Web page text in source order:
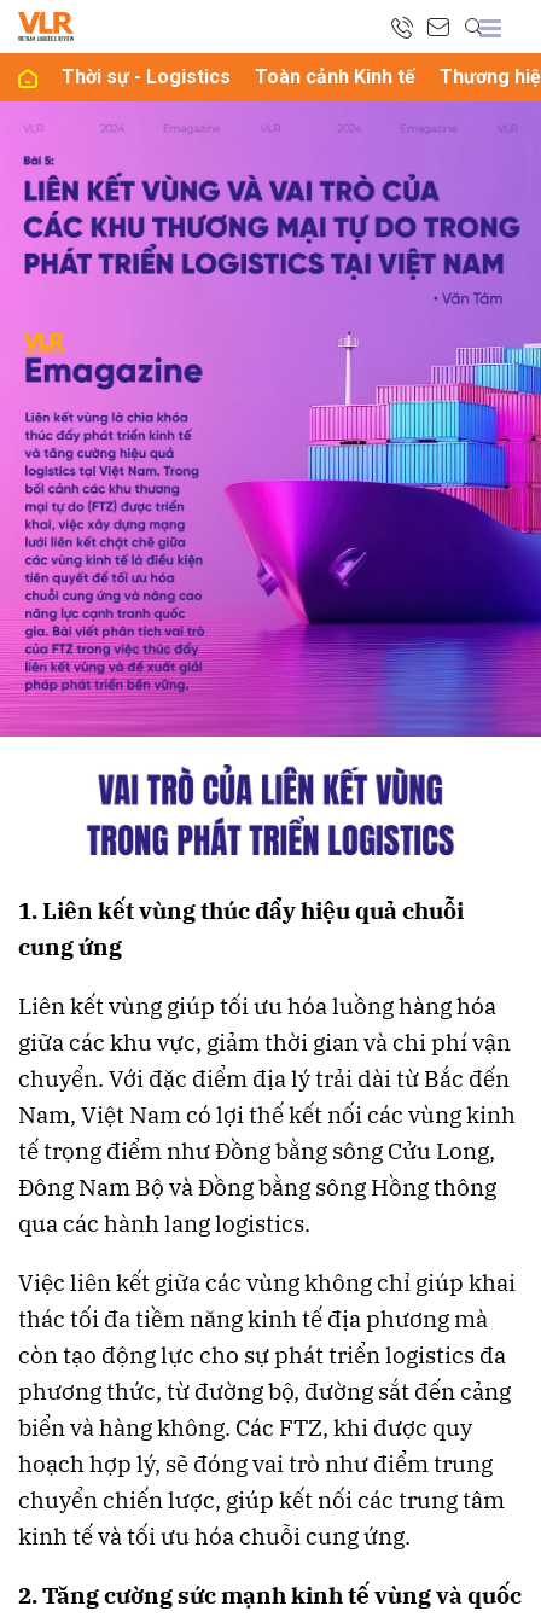
Thời sự - Logistics Toàn cảnh Kinh tế Thương
1. Liên kết vùng thúc đẩy hiệu quả chuỗi
cung ứng
Liên kết vùng giúp tối ưu hóa luồng hàng hóa
giữa các khu vực, giảm thời gian và chi phí vận
chuyển. Với đặc điểm địa lý trải dài từ Bắc đến
Nam, Việt Nam có lợi thế kết nối các vùng kinh
tế trọng điểm như Đồng bằng sông Cửu Long,
Đông Nam Bộ và Đồng bằng sông Hồng thông
qua các hành lang logistics.
Việc liên kết giữa các vùng không chỉ giúp khai
thác tối đa tiềm năng kinh tế địa phương mà
còn tạo động lực cho sự phát triển logistics đa
phương thức, từ đường bộ, đường sắt đến cảng
biển và hàng không. Các FTZ, khi được quy
hoạch hợp lý, sẽ đóng vai trò như điểm trung
chuyển chiến lược, giúp kết nối các trung tâm
kinh tế và tối ưu hóa chuỗi cung ứng.
2. Tăng cường sức mạnh kinh tế vùng và quốc
luận